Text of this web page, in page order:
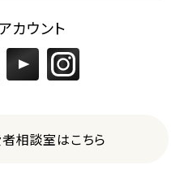
カウント
相談室はこちら